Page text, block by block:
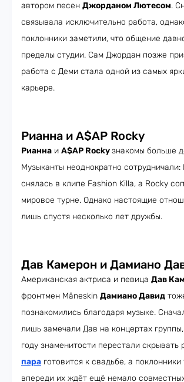
автором песен Джорданом Лютесом.
связывала исключительно работа,
поклонники заметили, что общение
пределы студии. Сам Джордан позже
работа с Деми стала одной из самых
карьере.
Рианна и A$AP Rocky
Рианна и A$AP Rockyзнакомы больше
Музыканты неоднократно сотрудничали:
снялась в клипе Fashion Killa, а Rocky
мировое турне. Однако настоящие
лишь спустя несколько лет дружбы.
Дав Камерон и Дамиано
Американская актриса и певица Дав
фронтмен Måneskin Дамиано Давид
познакомились благодаря музыке.
лишь замечали Дав на концертах
году знаменитости перестали скрывать
пара готовится к свадьбе, а поклонники
впереди их ждёт ещё немало